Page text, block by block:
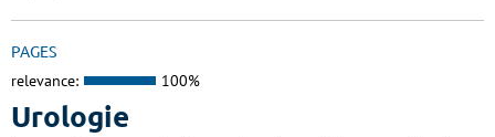
PAGES
relevance: 100%
Urologie